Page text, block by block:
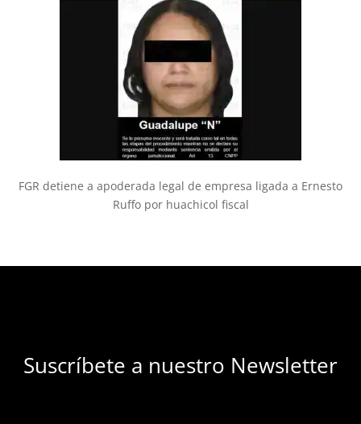
FGR detiene a apoderada legal de empresa ligada a Ernesto
Ruffo por huachicol fiscal
Suscríbete a nuestro Newsletter